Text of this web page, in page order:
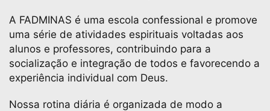
A FADMINAS é uma escola confessional e promove
uma série de atividades espirituais voltadas aos
alunos e professores, contribuindo para a
socialização e integração de todos e favorecendo a
experiência individual com Deus.
Nossa rotina diária é organizada de modo a